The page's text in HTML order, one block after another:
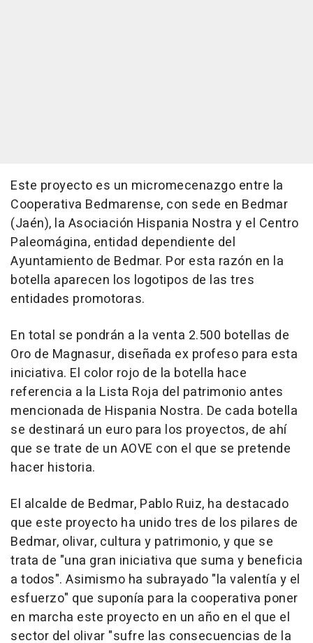
Este proyecto es un micromecenazgo entre la
Cooperativa Bedmarense, con sede en Bedmar
(Jaén), la Asociación Hispania Nostra y el Centro
Paleomágina, entidad dependiente del
Ayuntamiento de Bedmar. Por esta razón en la
botella aparecen los logotipos de las tres
entidades promotoras.
En total se pondrán a la venta 2.500 botellas de
Oro de Magnasur, diseñada ex profeso para esta
iniciativa. El color rojo de la botella hace
referencia a la Lista Roja del patrimonio antes
mencionada de Hispania Nostra. De cada botella
se destinará un euro para los proyectos, de ahí
que se trate de un AOVE con el que se pretende
hacer historia.
El alcalde de Bedmar, Pablo Ruiz, ha destacado
que este proyecto ha unido tres de los pilares de
Bedmar, olivar, cultura y patrimonio, y que se
trata de "una gran iniciativa que suma y beneficia
a todos". Asimismo ha subrayado "la valentía y el
esfuerzo" que suponía para la cooperativa poner
en marcha este proyecto en un año en el que el
sector del olivar "sufre las consecuencias de la